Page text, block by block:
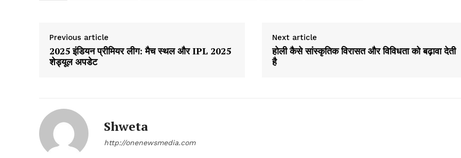
Previous article
2025 इंडियन प्रीमियर लीग: मैच स्थल और IPL 2025
शेड्यूल अपडेट
Next article
होली कैसे सांस्कृतिक विरासत और विविधता को बढ़ावा देती
है
Shweta
http://onenewsmedia.com